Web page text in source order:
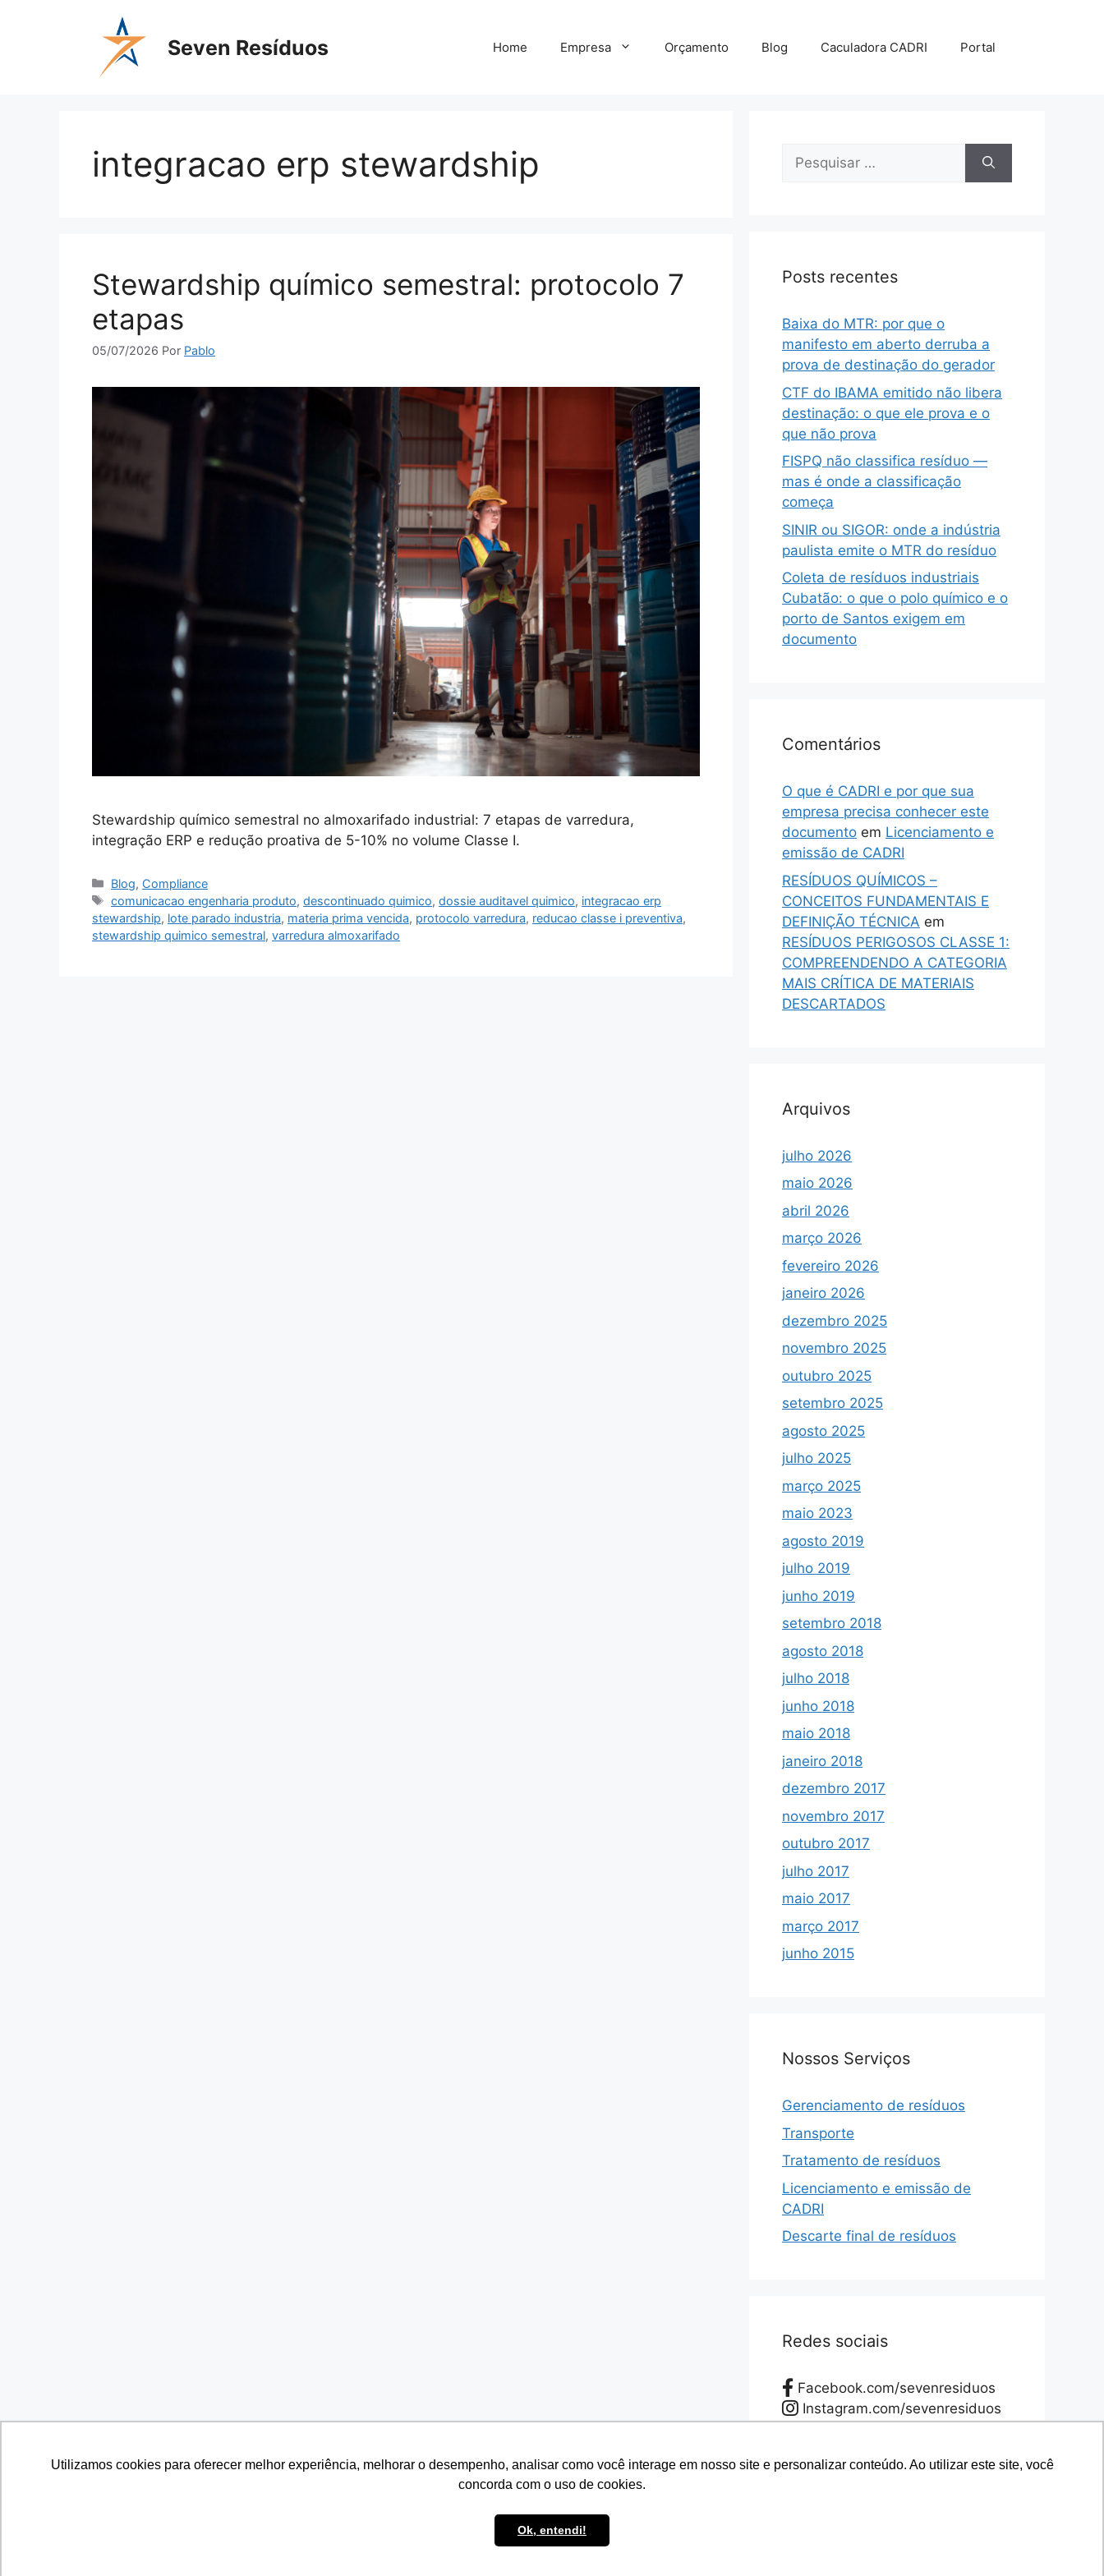
Utilizamos cookies para oferecer melhor experiência, melhorar o desempenho, analisar como você interage em nosso site e personalizar conteúdo. Ao utilizar este site, você
concorda com o uso de cookies.
Ok, entendi!
Utilizamos cookies para oferecer melhor experiência, melhorar o desempenho, analisar como você interage em nosso site e personalizar conteúdo. Ao utilizar este site, você
concorda com o uso de cookies.
Ok, entendi!
Seven Resíduos Home Empresa Orçamento Blog Caculadora CADRI Portal
integracao erp stewardship
Stewardship químico semestral: protocolo 7
etapas
05/07/2026 Por Pablo
Stewardship químico semestral no almoxarifado industrial: 7 etapas de varredura,
integração ERP e redução proativa de 5-10% no volume Classe I.
Blog, Compliance
comunicacao engenharia produto,descontinuado quimico,dossie auditavel quimico, integracao erp
stewardship, lote parado industria, materia prima vencida, protocolo varredura, reducao classe i preventiva,
stewardship quimico semestral, varredura almoxarifado
Posts recentes
Baixa do MTR: por que o
manifesto em aberto derruba a
prova de destinação do gerador
CTF do IBAMA emitido não libera
destinação: o que ele prova e o
que não prova
FISPQ não classifica resíduo —
mas é onde a classificação
começa
SINIR ou SIGOR: onde a indústria
paulista emite o MTR do resíduo
Coleta de resíduos industriais
Cubatão: o que o polo químico e o
porto de Santos exigem em
documento
Comentários
O que é CADRI e por que sua
empresa precisa conhecer este
documento em Licenciamento e
emissão de CADRI
RESÍDUOS QUÍMICOS –
CONCEITOS FUNDAMENTAIS E
DEFINIÇÃO TÉCNICA em
RESÍDUOS PERIGOSOS CLASSE 1:
COMPREENDENDO A CATEGORIA
MAIS CRÍTICA DE MATERIAIS
DESCARTADOS
Arquivos
julho 2026
maio 2026
abril 2026
março 2026
fevereiro 2026
janeiro 2026
dezembro 2025
novembro 2025
outubro 2025
setembro 2025
agosto 2025
julho 2025
março 2025
maio 2023
agosto 2019
julho 2019
junho 2019
setembro 2018
agosto 2018
julho 2018
junho 2018
maio 2018
janeiro 2018
dezembro 2017
novembro 2017
outubro 2017
julho 2017
maio 2017
março 2017
junho 2015
Nossos Serviços
Gerenciamento de resíduos
Transporte
Tratamento de resíduos
Licenciamento e emissão de
CADRI
Descarte final de resíduos
Redes sociais
Facebook.com/sevenresiduos
Instagram.com/sevenresiduos
Twitter.com/sevenresiduos